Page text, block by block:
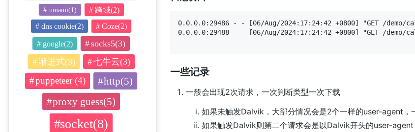
socket(8)
proxy guess(5)
http(5)
puppeteer (4)
七牛云(3)
渐进式(3)
socks5(3)
google(2)
Coze(2)
dns cookie(2)
跨域(2)
umami(1)
0.0.0.0:29486 - - [06/Aug/2024:17:24:42 +0800] "GET /demo/
0.0.0.0:29488 - - [06/Aug/2024:17:24:42 +0800] "GET /
一些记录
一般会出现2次请求，一次判断类型一次下载
如果未触发Dalvik，大部分情况会是2个一样的user-agent，
如果触发Dalvik则第二个请求会是以Dalvik开头的user-agent